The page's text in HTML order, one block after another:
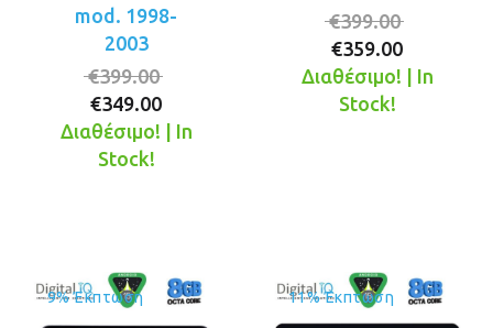
mod. 1998-
2003
€399.00
was:
€349.00
τρέχουσα
Διαθέσιμο! | In
Stock!
€399.00
was:
€359.00
Διαθέσιμο! | In
Stock!
9% Έκπτωση 11% Έκπτωση